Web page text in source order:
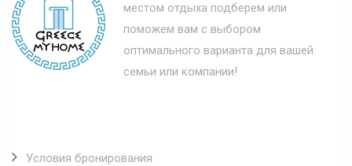
местом отдыха подберем или
поможем вам с выбором
оптимального варианта для вашей
семьи или компании!
Условия бронирования